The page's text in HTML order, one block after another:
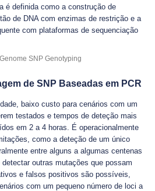
é definida como a construção de
de DNA com enzimas de restrição e a
com plataformas de sequenciação
de SNP Baseadas em PCR
baixo custo para cenários com um
testados e tempos de deteção mais
em 2 a 4 horas. É operacionalmente
como a deteção de um único
entre alguns a algumas centenas
outras mutações que possam
e falsos positivos são possíveis,
com um pequeno número de loci a